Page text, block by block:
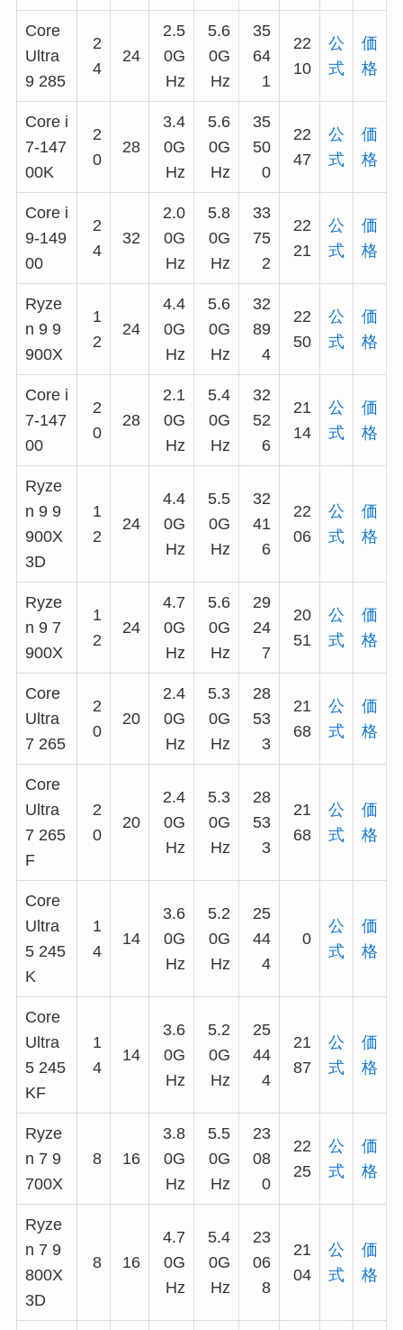
Core
Ultra
9 285
2
4
24
2.5
0G
Hz
5.6
0G
Hz
35
64
1
22
10
公
式
価
格
Core i
7-147
00K
2
0
28
3.4
0G
Hz
5.6
0G
Hz
35
50
0
22
47
公
式
価
格
Core i
9-149
00
2
4
32
2.0
0G
Hz
5.8
0G
Hz
33
75
2
22
21
公
式
価
格
Ryze
n 9 9
900X
1
2
24
4.4
0G
Hz
5.6
0G
Hz
32
89
4
22
50
公
式
価
格
Core i
7-147
00
2
0
28
2.1
0G
Hz
5.4
0G
Hz
32
52
6
21
14
公
式
価
格
Ryze
n 9 9
900X
3D
1
2
24
4.4
0G
Hz
5.5
0G
Hz
32
41
6
22
06
公
式
価
格
Ryze
n 9 7
900X
1
2
24
4.7
0G
Hz
5.6
0G
Hz
29
24
7
20
51
公
式
価
格
Core
Ultra
7 265
2
0
20
2.4
0G
Hz
5.3
0G
Hz
28
53
3
21
68
公
式
価
格
Core
Ultra
7 265
F
2
0
20
2.4
0G
Hz
5.3
0G
Hz
28
53
3
21
68
公
式
価
格
Core
Ultra
5 245
K
1
4
14
3.6
0G
Hz
5.2
0G
Hz
25
44
4
0
公
式
価
格
Core
Ultra
5 245
KF
1
4
14
3.6
0G
Hz
5.2
0G
Hz
25
44
4
21
87
公
式
価
格
Ryze
n 7 9
700X
8 16
3.8
0G
Hz
5.5
0G
Hz
23
08
0
22
25
公
式
価
格
Ryze
n 7 9
800X
3D
8 16
4.7
0G
Hz
5.4
0G
Hz
23
06
8
21
04
公
式
価
格